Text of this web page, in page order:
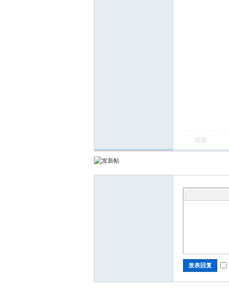
回复
发表回复